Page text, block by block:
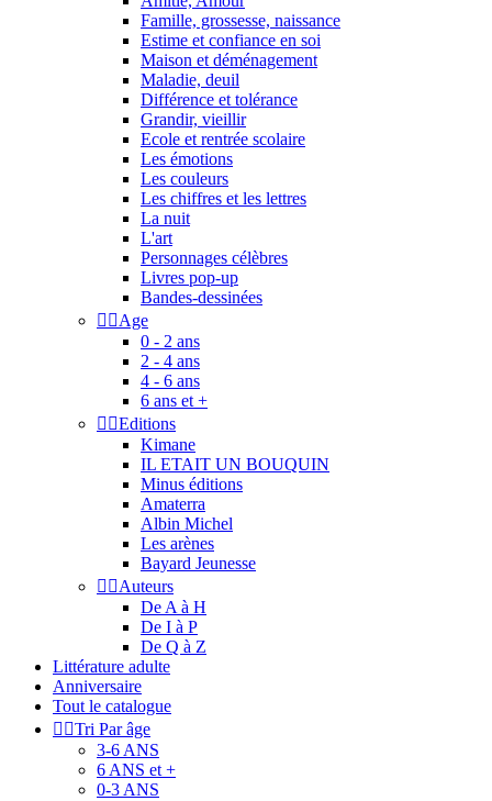
Famille, grossesse, naissance
Estime et confiance en soi
Maison et déménagement
Maladie, deuil
Différence et tolérance
Grandir, vieillir
Ecole et rentrée scolaire
Les émotions
Les couleurs
Les chiffres et les lettres
La nuit
L'art
Personnages célèbres
Livres pop-up
Bandes-dessinées
 Age
0 - 2 ans
2 - 4 ans
4 - 6 ans
6 ans et +
 Editions
Kimane
IL ETAIT UN BOUQUIN
Minus éditions
Amaterra
Albin Michel
Les arènes
Bayard Jeunesse
 Auteurs
De A à H
De I à P
De Q à Z
Littérature adulte
Anniversaire
Tout le catalogue
 Tri Par âge
3-6 ANS
6 ANS et +
0-3 ANS